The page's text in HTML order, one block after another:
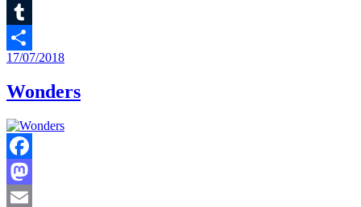
Twitter
Tumblr
Compartir
17/07/2018
Wonders
Facebook
Mastodon